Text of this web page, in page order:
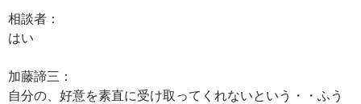
相談者：
はい
加藤諦三：
自分の、好意を素直に受け取ってくれないという・・ふう